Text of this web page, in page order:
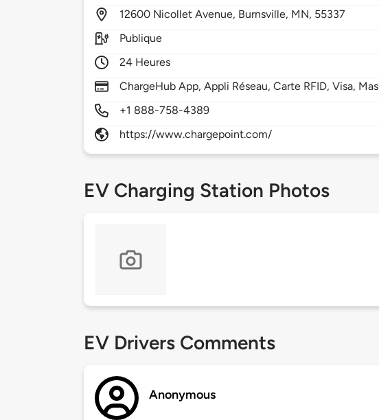
12600 Nicollet Avenue, Burnsville, MN, 55337
Publique
24 Heures
ChargeHub App, Appli Réseau, Carte RFID, Visa,
+1 888-758-4389
https://www.chargepoint.com/
EV Charging Station Photos
EV Drivers Comments
Anonymous